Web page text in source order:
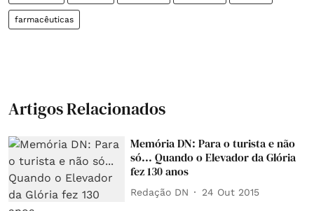
farmacêuticas
Artigos Relacionados
Memória DN: Para o turista e não
só... Quando o Elevador da Glória
fez 130 anos
Redação DN 24 Out 2015